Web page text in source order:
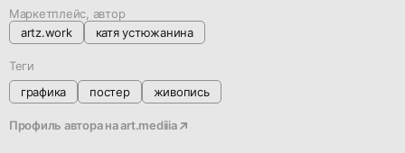
Маркетплейс, автор
artz.work
катя устюжанина
Теги
графика
постер живопись
Профиль автора наart.mediiia